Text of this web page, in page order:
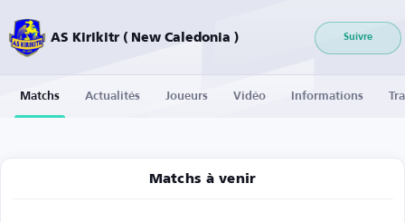
AS Kirikitr ( New Caledonia ) Suivre
Matchs Actualités Joueurs Vidéo Informations
Matchs à venir